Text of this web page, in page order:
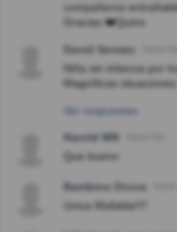
compañeros
Gracias ❤️Quino
David Serrato
Niña sin infancia por
Magníficas
Ver respuestas
Harold MN
Que bueno
Bambina Orona
Unica Mafalda!!!!